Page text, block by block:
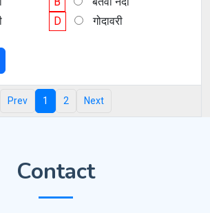
D गोदावरी
Prev 1 2 Next
Contact